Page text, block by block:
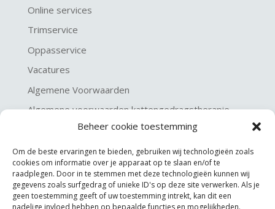
Beheer cookie toestemming
Om de beste ervaringen te bieden, gebruiken wij technologieën zoals
cookies om informatie over je apparaat op te slaan en/of te
raadplegen. Door in te stemmen met deze technologieën kunnen wij
gegevens zoals surfgedrag of unieke ID's op deze site verwerken. Als je
geen toestemming geeft of uw toestemming intrekt, kan dit een
nadelige invloed hebben op bepaalde functies en mogelijkheden.
Online services
Trimservice
Oppasservice
Vacatures
Algemene Voorwaarden
Algemene voorwaarden kattengedragstherapie
Privacy verklaring
Disclaimer & Copyright